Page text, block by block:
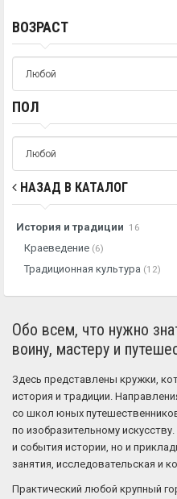
ВОЗРАСТ
ПОЛ
НАЗАД В КАТАЛОГ
История и традиции 16
Краеведение (6)
Традиционная культура (12)
Обо всем, что нужно
воину, мастеру и
Здесь представлены кружки,
история и традиции.
со школ юных
по изобразительному
и события истории, но и
занятия, исследовательская и
Практический любой крупный